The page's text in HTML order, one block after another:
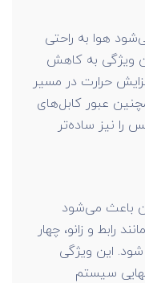
هوا به راحتی
ویژگی به کاهش
حرارت در مسیر
عبور کابل‌های
را نیز ساده‌تر
باعث می‌شود
رابط و زانو، چهار
این ویژگی
سیستم